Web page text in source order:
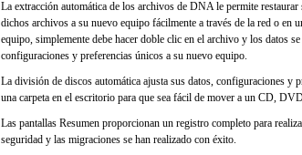
La extracción automática de los archivos de DNA le permite
dichos archivos a su nuevo equipo fácilmente a través de la red o
equipo, simplemente debe hacer doble clic en el archivo y los datos
configuraciones y preferencias únicos a su nuevo equipo.
La división de discos automática ajusta sus datos, configuraciones y
una carpeta en el escritorio para que sea fácil de mover a un CD,
Las pantallas Resumen proporcionan un registro completo para
seguridad y las migraciones se han realizado con éxito.